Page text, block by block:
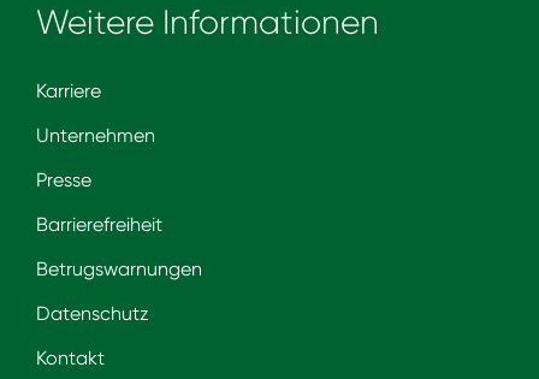
Weitere Informationen
Karriere
Unternehmen
Presse
Barrierefreiheit
Betrugswarnungen
Datenschutz
Kontakt